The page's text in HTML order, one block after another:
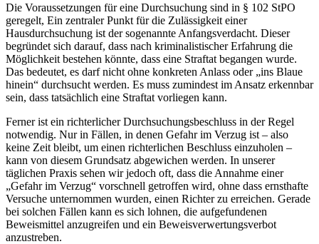
Die Voraussetzungen für eine Durchsuchung sind in § 102 StPO
geregelt, Ein zentraler Punkt für die Zulässigkeit einer
Hausdurchsuchung ist der sogenannte Anfangsverdacht. Dieser
begründet sich darauf, dass nach kriminalistischer Erfahrung die
Möglichkeit bestehen könnte, dass eine Straftat begangen wurde.
Das bedeutet, es darf nicht ohne konkreten Anlass oder „ins Blaue
hinein“ durchsucht werden. Es muss zumindest im Ansatz erkennbar
sein, dass tatsächlich eine Straftat vorliegen kann.
Ferner ist ein richterlicher Durchsuchungsbeschluss in der Regel
notwendig. Nur in Fällen, in denen Gefahr im Verzug ist – also
keine Zeit bleibt, um einen richterlichen Beschluss einzuholen –
kann von diesem Grundsatz abgewichen werden. In unserer
täglichen Praxis sehen wir jedoch oft, dass die Annahme einer
„Gefahr im Verzug“ vorschnell getroffen wird, ohne dass ernsthafte
Versuche unternommen wurden, einen Richter zu erreichen. Gerade
bei solchen Fällen kann es sich lohnen, die aufgefundenen
Beweismittel anzugreifen und ein Beweisverwertungsverbot
anzustreben.